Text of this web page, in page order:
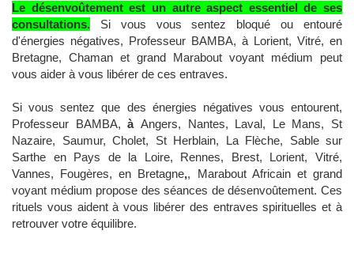
Le désenvoûtement est un autre aspect essentiel de ses
consultations. Si vous vous sentez bloqué ou entouré
d'énergies négatives, Professeur BAMBA, à Lorient, Vitré, en
Bretagne, Chaman et grand Marabout voyant médium peut
vous aider à vous libérer de ces entraves.
Si vous sentez que des énergies négatives vous entourent,
Professeur BAMBA,à Angers, Nantes, Laval, Le Mans, St
Nazaire, Saumur, Cholet, St Herblain, La Flèche, Sable sur
Sarthe en Pays de la Loire, Rennes, Brest, Lorient, Vitré,
Vannes, Fougères, en Bretagne,, Marabout Africain et grand
voyant médium propose des séances de désenvoûtement. Ces
rituels vous aident à vous libérer des entraves spirituelles et à
retrouver votre équilibre.